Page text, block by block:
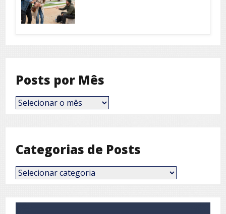
Posts por Mês
Posts
por
Categorias de Posts
Categorias
de